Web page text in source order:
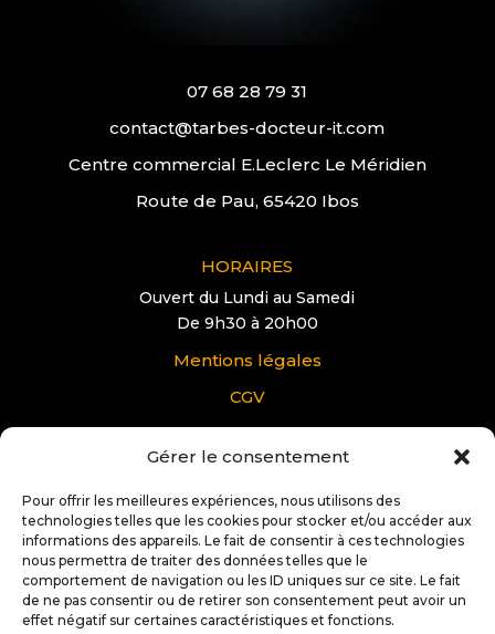
Gérer le consentement
Pour offrir les meilleures expériences, nous utilisons des
technologies telles que les cookies pour stocker et/ou accéder aux
informations des appareils. Le fait de consentir à ces technologies
nous permettra de traiter des données telles que le
comportement de navigation ou les ID uniques sur ce site. Le fait
de ne pas consentir ou de retirer son consentement peut avoir un
effet négatif sur certaines caractéristiques et fonctions.
07 68 28 79 31
contact@tarbes-docteur-it.com
Centre commercial E.Leclerc Le Méridien
Route de Pau, 65420 Ibos
HORAIRES
Ouvert du Lundi au Samedi
De 9h30 à 20h00
Mentions légales
CGV
VOUS AVEZ UNE QUESTION?
Pour tous renseignements supplémentaire sur
Docteur IT Ibos:
Contactez nous